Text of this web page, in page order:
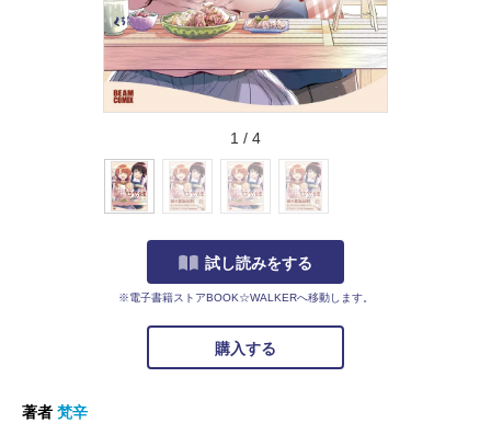
1 / 4
試し読みをする
※電子書籍ストアBOOK☆WALKERへ移動します。
購入する
著者 梵辛